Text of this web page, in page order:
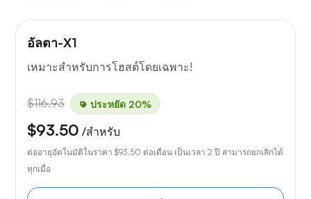
อัลตา-X1
เหมาะสำหรับการโฮสต์โดยเฉพาะ!
$116.93 ประหยัด 20%
$93.50 /สำหรับ
ต่ออายุอัตโนมัติในราคา $93.50 ต่อเดือน เป็นเวลา 2 ปี สามารถยกเลิกได้
ทุกเมื่อ